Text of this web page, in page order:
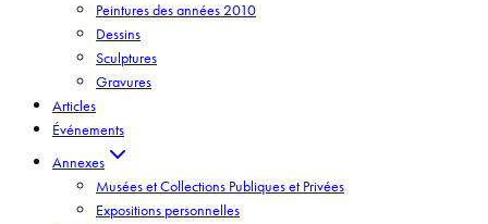
Peintures des années 2010
Dessins
Sculptures
Gravures
Articles
Événements
Annexes
Musées et Collections Publiques et Privées
Expositions personnelles